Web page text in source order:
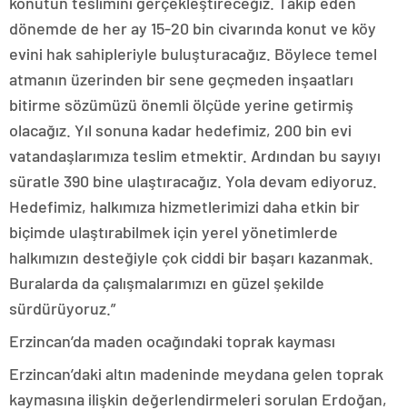
dönemde de her ay 15-20 bin civarında konut ve köy
evini hak sahipleriyle buluşturacağız. Böylece temel
atmanın üzerinden bir sene geçmeden inşaatları
bitirme sözümüzü önemli ölçüde yerine getirmiş
olacağız. Yıl sonuna kadar hedefimiz, 200 bin evi
vatandaşlarımıza teslim etmektir. Ardından bu sayıyı
süratle 390 bine ulaştıracağız. Yola devam ediyoruz.
Hedefimiz, halkımıza hizmetlerimizi daha etkin bir
biçimde ulaştırabilmek için yerel yönetimlerde
halkımızın desteğiyle çok ciddi bir başarı kazanmak.
Buralarda da çalışmalarımızı en güzel şekilde
sürdürüyoruz.”
Erzincan’da maden ocağındaki toprak kayması
Erzincan’daki altın madeninde meydana gelen toprak
kaymasına ilişkin değerlendirmeleri sorulan Erdoğan,